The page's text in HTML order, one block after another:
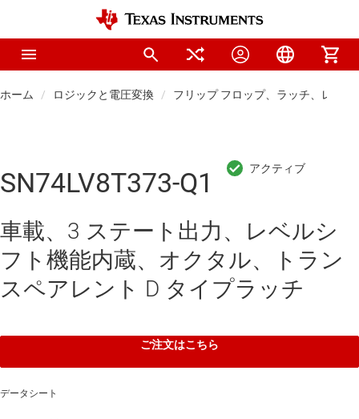
ホーム ロジックと電圧変換 フリップ フロップ、ラッチ、レジス
SN74LV8T373-Q1
車載、3 ステート出力、レベルシ
フト機能内蔵、オクタル、トラン
スペアレント D タイプラッチ
ご注文はこちら
データシート